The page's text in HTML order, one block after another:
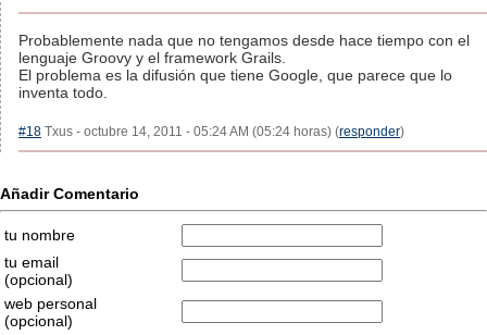
Probablemente nada que no tengamos desde hace tiempo con el
lenguaje Groovy y el framework Grails.
El problema es la difusión que tiene Google, que parece que lo
inventa todo.
#18 Txus - octubre 14, 2011 - 05:24 AM (05:24 horas) (responder)
Añadir Comentario
tu nombre
tu email
(opcional)
web personal
(opcional)